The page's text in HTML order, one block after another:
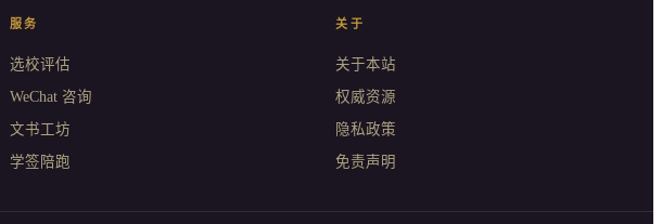
服务
选校评估
WeChat 咨询
文书工坊
学签陪跑
关于
关于本站
权威资源
隐私政策
免责声明